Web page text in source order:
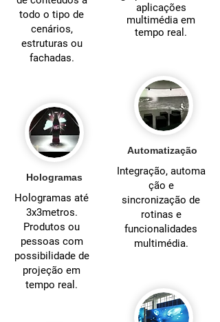
todo o tipo de
cenários,
estruturas ou
fachadas.
Hologramas
Hologramas até
3x3metros.
Produtos ou
pessoas com
possibilidade de
projeção em
tempo real.
aplicações
multimédia em
tempo real.
Automatização
Integração, automa
ção e
sincronização de
rotinas e
funcionalidades
multimédia.